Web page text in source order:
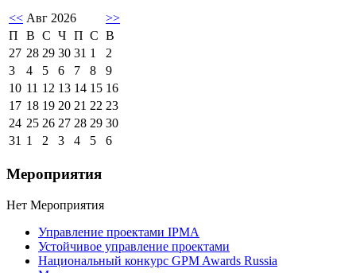
<< Авг 2026
>>
П
В С Ч П С В
27 28 29 30 31 1
2
3
4 5 6 7 8
9
10 11 12 13 14 15 16
17 18 19 20 21 22 23
24 25 26 27 28 29 30
31 1 2 3 4 5 6
Мероприятия
Нет Мероприятия
Управление проектами IPMA
Устойчивое управление проектами
Национальный конкурс GPM Awards Russia